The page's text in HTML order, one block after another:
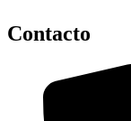
Contacto